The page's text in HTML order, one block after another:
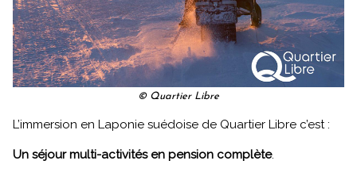
© Quartier Libre
L’immersion en Laponie suédoise de Quartier Libre c’est :
Un séjour multi-activités en pension complète.